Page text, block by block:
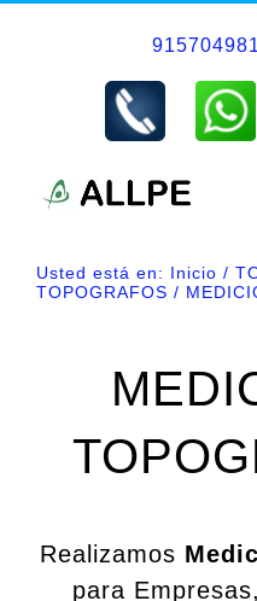
915704981
Usted está en: Inicio
TOPOGRAFOS
Realizamos
para